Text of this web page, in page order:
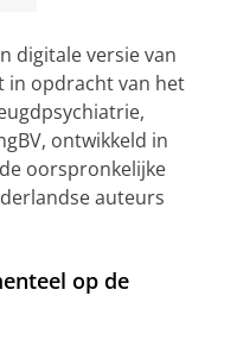
digitale versie van
in opdracht van het
ontwikkeld in
oorspronkelijke
auteurs
op de